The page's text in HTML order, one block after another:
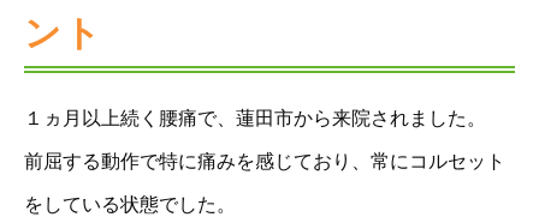
ント
１ヵ月以上続く腰痛で、蓮田市から来院されました。
前屈する動作で特に痛みを感じており、常にコルセット
をしている状態でした。